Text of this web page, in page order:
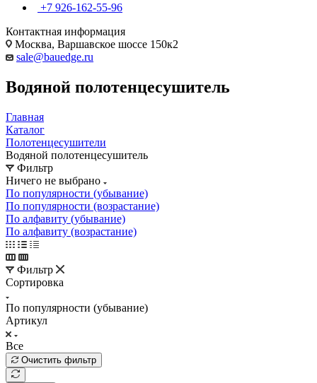
+7 926-162-55-96
Контактная информация
Москва, Варшавское шоссе 150к2
sale@bauedge.ru
Водяной полотенцесушитель
Главная
Каталог
Полотенцесушители
Водяной полотенцесушитель
Фильтр
Ничего не выбрано
По популярности (убывание)
По популярности (возрастание)
По алфавиту (убывание)
По алфавиту (возрастание)
Фильтр
Сортировка
По популярности (убывание)
Артикул
Все
Очистить фильтр